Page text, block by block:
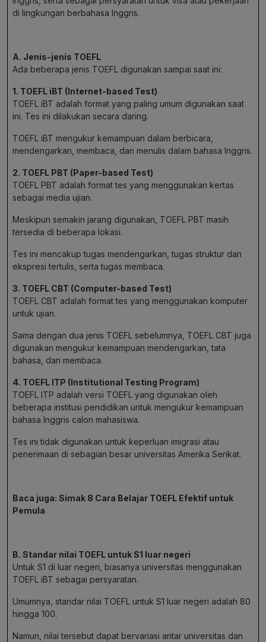
di lingkungan berbahasa Inggris.
A. Jenis-jenis TOEFL
Ada beberapa jenis TOEFL digunakan sampai saat ini:
1. TOEFL iBT (Internet-based Test)
TOEFL iBT adalah format yang paling umum digunakan saat
ini. Tes ini dilakukan secara daring.
TOEFL iBT mengukur kemampuan dalam berbicara,
mendengarkan, membaca, dan menulis dalam bahasa Inggris.
2. TOEFL PBT (Paper-based Test)
TOEFL PBT adalah format tes yang menggunakan kertas
sebagai media ujian.
Meskipun semakin jarang digunakan, TOEFL PBT masih
tersedia di beberapa lokasi.
Tes ini mencakup tugas mendengarkan, tugas struktur dan
ekspresi tertulis, serta tugas membaca.
3. TOEFL CBT (Computer-based Test)
TOEFL CBT adalah format tes yang menggunakan komputer
untuk ujian.
Sama dengan dua jenis TOEFL sebelumnya, TOEFL CBT juga
digunakan mengukur kemampuan mendengarkan, tata
bahasa, dan membaca.
4. TOEFL ITP (Institutional Testing Program)
TOEFL ITP adalah versi TOEFL yang digunakan oleh
beberapa institusi pendidikan untuk mengukur kemampuan
bahasa Inggris calon mahasiswa.
Tes ini tidak digunakan untuk keperluan imigrasi atau
penerimaan di sebagian besar universitas Amerika Serikat.
Baca juga: Simak 8 Cara Belajar TOEFL Efektif untuk
Pemula
B. Standar nilai TOEFL untuk S1 luar negeri
Untuk S1 di luar negeri, biasanya universitas menggunakan
TOEFL iBT sebagai persyaratan.
Umumnya, standar nilai TOEFL untuk S1 luar negeri adalah 80
hingga 100.
Namun, nilai tersebut dapat bervariasi antar universitas dan